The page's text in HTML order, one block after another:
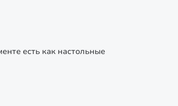
есть как настольные